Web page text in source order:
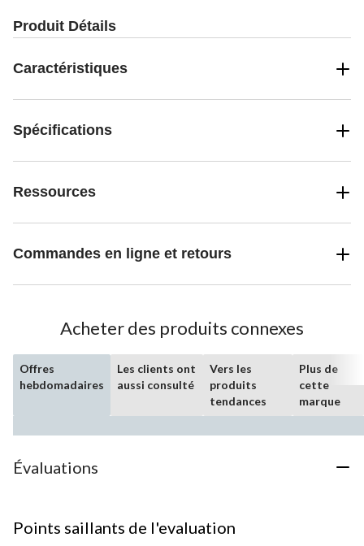
Produit Détails
Caractéristiques
Spécifications
Ressources
Commandes en ligne et retours
Acheter des produits connexes
Offres
hebdomadaires
Les clients ont
aussi consulté
Vers les
produits
tendances
Plus de
cette
marque
Évaluations
Points saillants de l'evaluation